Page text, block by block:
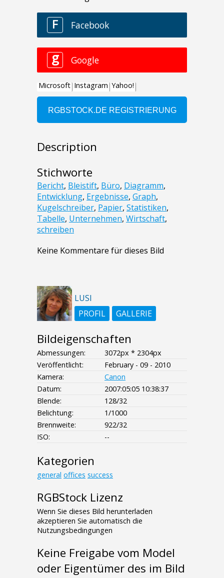
Description
Stichworte
Bericht, Bleistift, Büro, Diagramm,
Entwicklung, Ergebnisse, Graph,
Kugelschreiber, Papier, Statistiken,
Tabelle, Unternehmen, Wirtschaft,
schreiben
Keine Kommentare für dieses Bild
LUSI
PROFIL
GALLERIE
Bildeigenschaften
Abmessungen:
3072px * 2304px
Veröffentlicht:
February - 09 - 2010
Kamera:
Canon
Datum:
2007:05:05 10:38:37
Blende:
128/32
Belichtung:
1/1000
Brennweite:
922/32
ISO:
--
Kategorien
general offices success
RGBStock Lizenz
Wenn Sie dieses Bild herunterladen
akzeptieren Sie automatisch die
Nutzungsbedingungen
Keine Freigabe vom Model
oder Eigentümer des im Bild